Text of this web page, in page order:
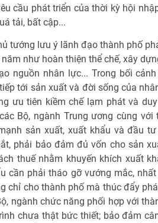
cầu phát triển của thời kỳ hội
tải, bất cập...
tướng lưu ý lãnh đạo thành phố
như hoàn thiện thể chế, xây
nguồn nhân lực... Trong bối
tới sản xuất và đời sống của
ưu tiên kiềm chế lạm phát và
Bộ, ngành Trung ương cùng với
sản xuất, xuất khẩu và đầu
phải bảo đảm đủ vốn cho sản
thuế nhằm khuyến khích xuất
cần phải tháo gỡ vướng mắc,
chỉ cho thành phố mà thúc đẩy
ngành chức năng phối hợp với
chưa thật bức thiết; bảo đảm